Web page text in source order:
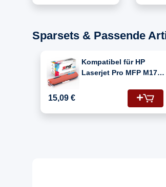
Sparsets & Passende
Kompatibel für HP
Laserjet Pro MFP M176N
/ 130A Toner Cyan
15,09 €